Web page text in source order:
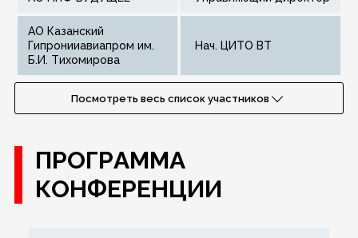
АО Казанский
Гипронииавиапром им.
Б.И. Тихомирова
нач. ЦИТО ВТ
Посмотреть весь список участников
ПРОГРАММА
КОНФЕРЕНЦИИ